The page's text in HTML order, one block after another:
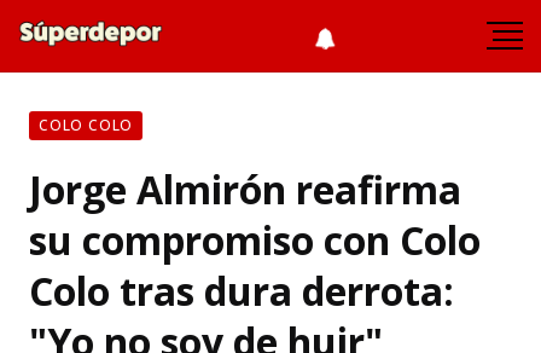
COLO COLO
Jorge Almirón reafirma
su compromiso con Colo
Colo tras dura derrota:
"Yo no soy de huir"